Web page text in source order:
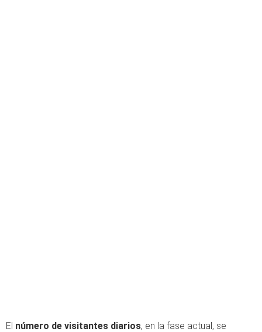
El número de visitantes diarios, en la fase actual, se